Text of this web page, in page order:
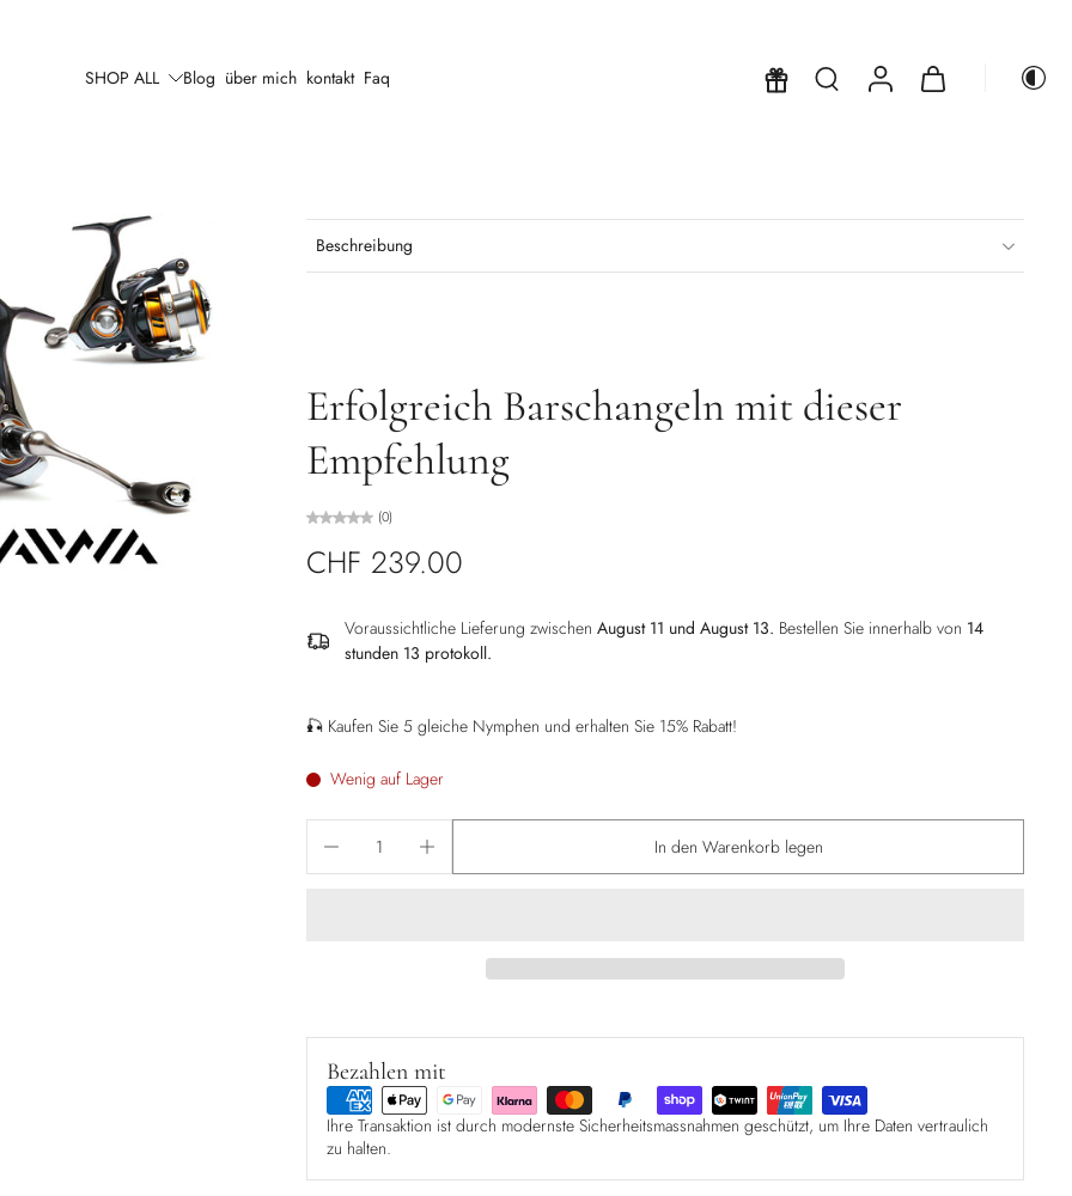
SHOP ALL Blog über mich kontakt Faq
Beschreibung
Erfolgreich Barschangeln mit dieser
Empfehlung
(0)
CHF 239.00
Voraussichtliche Lieferung zwischen August 11 und August 13. Bestellen Sie innerhalb von 14
stunden 13 protokoll.
🎣 Kaufen Sie 5 gleiche Nymphen und erhalten Sie 15% Rabatt!
Wenig auf Lager
In den Warenkorb legen
Bezahlen mit
Ihre Transaktion ist durch modernste Sicherheitsmassnahmen geschützt, um Ihre Daten vertraulich
zu halten.